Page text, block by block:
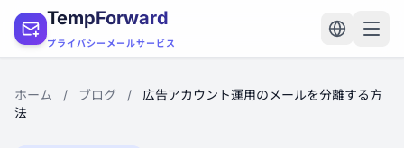
TempForward
プライバシーメールサービス
ホーム / ブログ /
広告アカウント運用のメールを分離する方
法